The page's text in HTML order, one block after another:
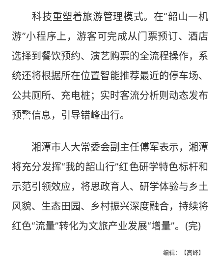
科技重塑着旅游管理模式。在“韶山一机
游”小程序上，游客可完成从门票预订、酒店
选择到餐饮预约、演艺购票的全流程操作，系
统还将根据所在位置智能推荐最近的停车场、
公共厕所、充电桩；实时客流分析则动态发布
预警信息，引导错峰出行。
湘潭市人大常委会副主任傅军表示，湘潭
将充分发挥“我的韶山行”红色研学特色标杆和
示范引领效应，将思政育人、研学体验与乡土
风貌、生态田园、乡村振兴深度融合，持续将
红色“流量”转化为文旅产业发展“增量”。(完)
编辑：【高峰】